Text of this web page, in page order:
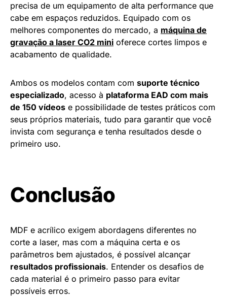
precisa de um equipamento de alta performance que
cabe em espaços reduzidos. Equipado com os
melhores componentes do mercado, a máquina de
gravação a laser CO2 mini oferece cortes limpos e
acabamento de qualidade.
Ambos os modelos contam com suporte técnico
especializado, acesso à plataforma EAD com mais
de 150 vídeos e possibilidade de testes práticos com
seus próprios materiais, tudo para garantir que você
invista com segurança e tenha resultados desde o
primeiro uso.
Conclusão
MDF e acrílico exigem abordagens diferentes no
corte a laser, mas com a máquina certa e os
parâmetros bem ajustados, é possível alcançar
resultados profissionais. Entender os desafios de
cada material é o primeiro passo para evitar
possíveis erros.